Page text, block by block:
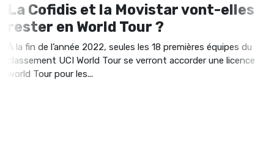
La Cofidis et la Movistar vont-elles
rester en World Tour ?
À la fin de l’année 2022, seules les 18 premières équipes du
classement UCI World Tour se verront accorder une licence
world Tour pour les...